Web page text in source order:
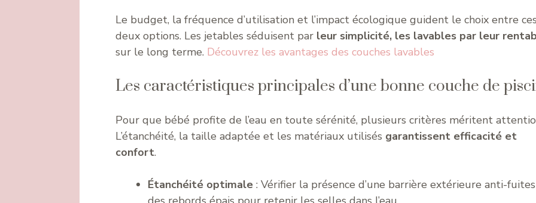
Le budget, la fréquence d’utilisation et l’impact écologique guident le choix entre
deux options. Les jetables séduisent par leur simplicité, les lavables par leur
sur le long terme. Découvrez les avantages des couches lavables
Les caractéristiques principales d’une bonne couche de
Pour que bébé profite de l’eau en toute sérénité, plusieurs critères méritent
L’étanchéité, la taille adaptée et les matériaux utilisés garantissent efficacité et
confort.
Étanchéité optimale: Vérifier la présence d’une barrière extérieure anti-